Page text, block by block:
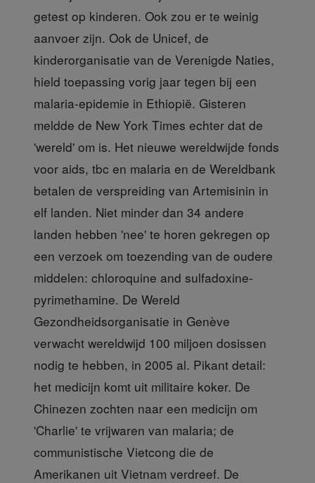
getest op kinderen. Ook zou er te weinig
aanvoer zijn. Ook de Unicef, de
kinderorganisatie van de Verenigde Naties,
hield toepassing vorig jaar tegen bij een
malaria-epidemie in Ethiopië. Gisteren
meldde de New York Times echter dat de
'wereld' om is. Het nieuwe wereldwijde fonds
voor aids, tbc en malaria en de Wereldbank
betalen de verspreiding van Artemisinin in
elf landen. Niet minder dan 34 andere
landen hebben 'nee' te horen gekregen op
een verzoek om toezending van de oudere
middelen: chloroquine and sulfadoxine-
pyrimethamine. De Wereld
Gezondheidsorganisatie in Genève
verwacht wereldwijd 100 miljoen dosissen
nodig te hebben, in 2005 al. Pikant detail:
het medicijn komt uit militaire koker. De
Chinezen zochten naar een medicijn om
'Charlie' te vrijwaren van malaria; de
communistische Vietcong die de
Amerikanen uit Vietnam verdreef. De